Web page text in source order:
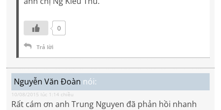
0
Trả lời
Nguyễn Văn Đoàn nói:
10/08/2015 lúc 1:14 chiều
Rất cám ơn anh Trung Nguyen đã phản hồi nhanh